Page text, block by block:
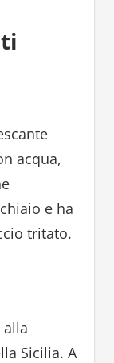
acqua,
e ha
tritato.
Sicilia. A